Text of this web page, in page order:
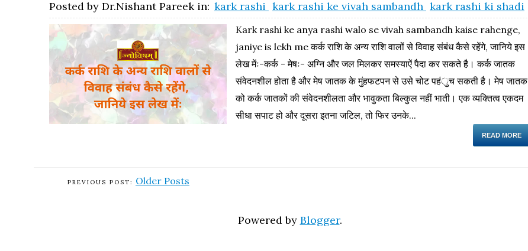
Posted by Dr.Nishant Pareek in: kark rashi kark rashi ke vivah sambandh kark rashi ki shadi
Kark rashi ke anya rashi walo se vivah sambandh kaise rahenge,
janiye is lekh me कर्क राशि के अन्य राशि वालों से विवाह संबंध कैसे रहेंगे, जानिये इस
लेख मेंः-कर्क - मेषः- अग्नि और जल मिलकर समस्याऐं पैदा कर सकते है। कर्क जातक
संवेदनशील होता है और मेष जातक के मुंहफटपन से उसे चोट पहंुच सकती है। मेष जातक
को कर्क जातकों की संवेदनशीलता और भावुकता बिल्कुल नहीं भाती। एक व्यक्तित्व एकदम
सीधा सपाट हो और दूसरा इतना जटिल, तो फिर उनके...
READ MORE
Older Posts
Powered by Blogger.